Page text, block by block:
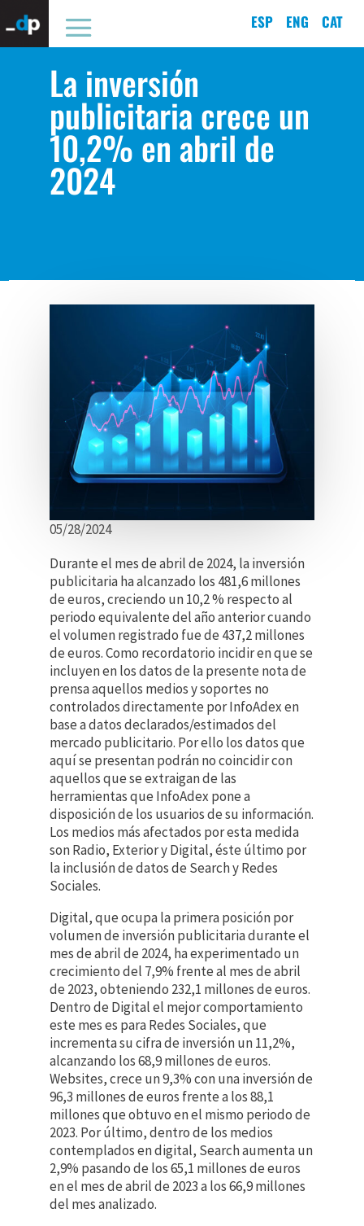
ESP ENG CAT
La inversión
publicitaria crece un
10,2% en abril de
2024
05/28/2024
Durante el mes de abril de 2024, la inversión
publicitaria ha alcanzado los 481,6 millones
de euros, creciendo un 10,2 % respecto al
periodo equivalente del año anterior cuando
el volumen registrado fue de 437,2 millones
de euros. Como recordatorio incidir en que se
incluyen en los datos de la presente nota de
prensa aquellos medios y soportes no
controlados directamente por InfoAdex en
base a datos declarados/estimados del
mercado publicitario. Por ello los datos que
aquí se presentan podrán no coincidir con
aquellos que se extraigan de las
herramientas que InfoAdex pone a
disposición de los usuarios de su información.
Los medios más afectados por esta medida
son Radio, Exterior y Digital, éste último por
la inclusión de datos de Search y Redes
Sociales.
Digital, que ocupa la primera posición por
volumen de inversión publicitaria durante el
mes de abril de 2024, ha experimentado un
crecimiento del 7,9% frente al mes de abril
de 2023, obteniendo 232,1 millones de euros.
Dentro de Digital el mejor comportamiento
este mes es para Redes Sociales, que
incrementa su cifra de inversión un 11,2%,
alcanzando los 68,9 millones de euros.
Websites, crece un 9,3% con una inversión de
96,3 millones de euros frente a los 88,1
millones que obtuvo en el mismo periodo de
2023. Por último, dentro de los medios
contemplados en digital, Search aumenta un
2,9% pasando de los 65,1 millones de euros
en el mes de abril de 2023 a los 66,9 millones
del mes analizado.